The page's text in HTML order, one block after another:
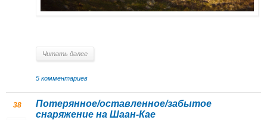
Читать далее
5 комментариев
38
Потерянное/оставленное/забытое
снаряжение на Шаан-Кае